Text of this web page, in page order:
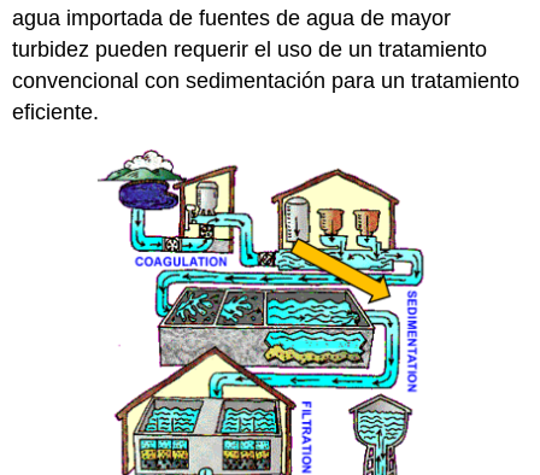
Capítulo
agua importada de fuentes de agua de mayor
turbidez pueden requerir el uso de un tratamiento
convencional con sedimentación para un tratamiento
eficiente.